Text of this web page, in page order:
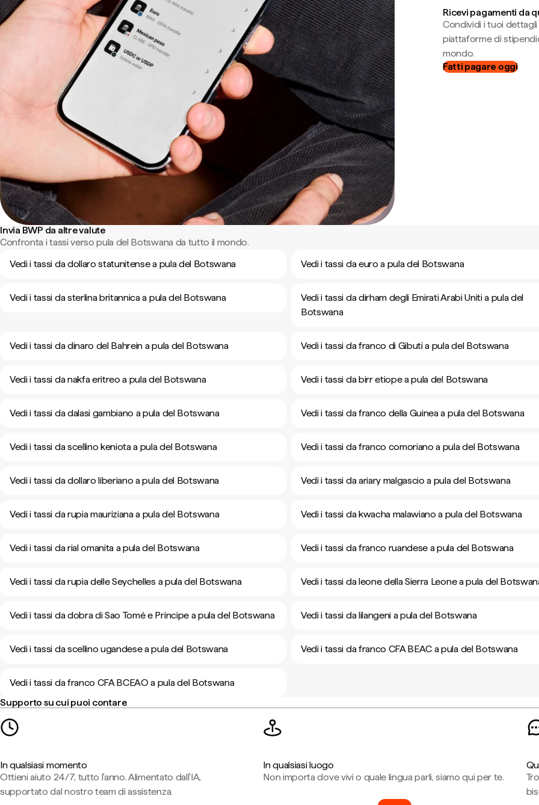
Ricevi pagamenti da
Condividi i tuoi dettagli
piattaforme di
mondo.
Fatti pagare oggi
Invia BWP da altre valute
Confronta i tassi verso pula del Botswana da tutto il mondo.
Vedi i tassi da dollaro statunitense a pula del Botswana
Vedi i tassi da euro a pula del Botswana
Vedi i tassi da sterlina britannica a pula del Botswana
Vedi i tassi da dirham degli Emirati Arabi Uniti a pula del
Botswana
Vedi i tassi da dinaro del Bahrein a pula del Botswana Vedi i tassi da franco di Gibuti a pula del Botswana
Vedi i tassi da nakfa eritreo a pula del Botswana Vedi i tassi da birr etiope a pula del Botswana
Vedi i tassi da dalasi gambiano a pula del Botswana Vedi i tassi da franco della Guinea a pula del Botswana
Vedi i tassi da scellino keniota a pula del Botswana Vedi i tassi da franco comoriano a pula del Botswana
Vedi i tassi da dollaro liberiano a pula del Botswana Vedi i tassi da ariary malgascio a pula del Botswana
Vedi i tassi da rupia mauriziana a pula del Botswana Vedi i tassi da kwacha malawiano a pula del Botswana
Vedi i tassi da rial omanita a pula del Botswana Vedi i tassi da franco ruandese a pula del Botswana
Vedi i tassi da rupia delle Seychelles a pula del Botswana Vedi i tassi da leone della Sierra Leone a pula del
Vedi i tassi da dobra di Sao Tomé e Príncipe a pula del Botswana Vedi i tassi da lilangeni a pula del Botswana
Vedi i tassi da scellino ugandese a pula del Botswana Vedi i tassi da franco CFA BEAC a pula del Botswana
Vedi i tassi da franco CFA BCEAO a pula del Botswana
Supporto su cui puoi contare
In qualsiasi momento
Ottieni aiuto 24/7, tutto l'anno. Alimentato dall'IA,
supportato dal nostro team di assistenza.
In qualsiasi luogo
Non importa dove vivi o quale lingua parli, siamo qui per te.